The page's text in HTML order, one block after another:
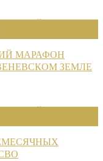
МАРАФОН
ЗЕМЛЕ